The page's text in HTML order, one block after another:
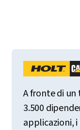
A fronte di
3.500
applicazioni,